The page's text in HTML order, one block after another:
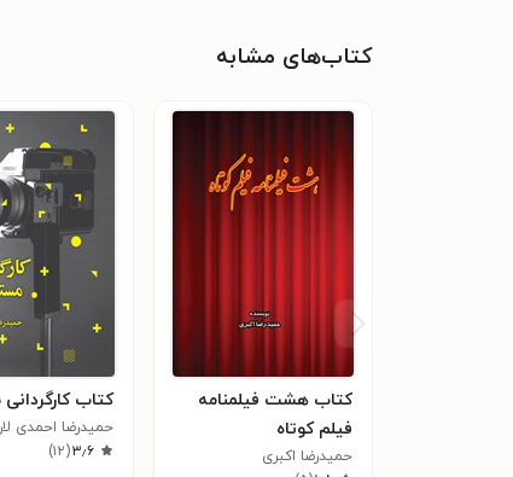
کتاب‌های مشابه
کتاب هشت فیلمنامه
فیلم کوتاه
حمیدرضا اکبری
کتاب
حمیدرضا احمدی
۳٫۶(۱۲)